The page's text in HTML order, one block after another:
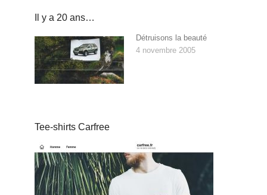
Il y a 20 ans…
Détruisons la beauté
4 novembre 2005
Tee-shirts Carfree